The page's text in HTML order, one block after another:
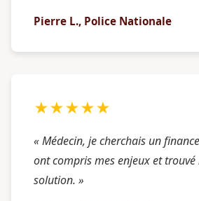
Pierre L., Police Nationale
★★★★★
« Médecin, je cherchais un
ont compris mes enjeux et
solution. »